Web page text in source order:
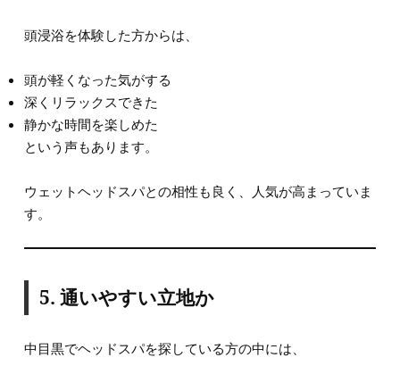
頭浸浴を体験した方からは、
頭が軽くなった気がする
深くリラックスできた
静かな時間を楽しめた
という声もあります。
ウェットヘッドスパとの相性も良く、人気が高まっていま
す。
5. 通いやすい立地か
中目黒でヘッドスパを探している方の中には、